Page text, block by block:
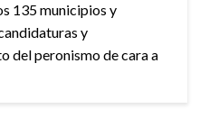
135 municipios y
y
del peronismo de cara a